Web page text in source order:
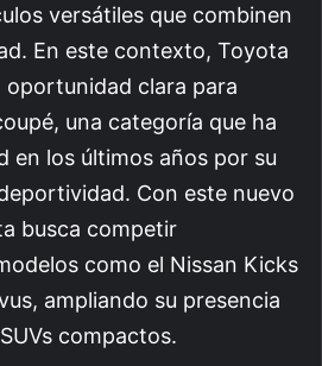
versátiles que combinen
En este contexto, Toyota
clara para
una categoría que ha
en los últimos años por su
Con este nuevo
busca competir
como el Nissan Kicks
ampliando su presencia
compactos.